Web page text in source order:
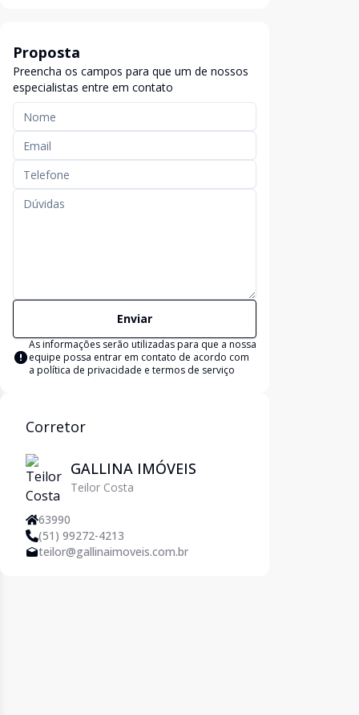
Proposta
Preencha os campos para que um de nossos
especialistas entre em contato
Enviar
As informações serão utilizadas para que a nossa
equipe possa entrar em contato de acordo com
a política de privacidade e termos de serviço
Corretor
GALLINA IMÓVEIS
Teilor Costa
63990
(51) 99272-4213
teilor@gallinaimoveis.com.br